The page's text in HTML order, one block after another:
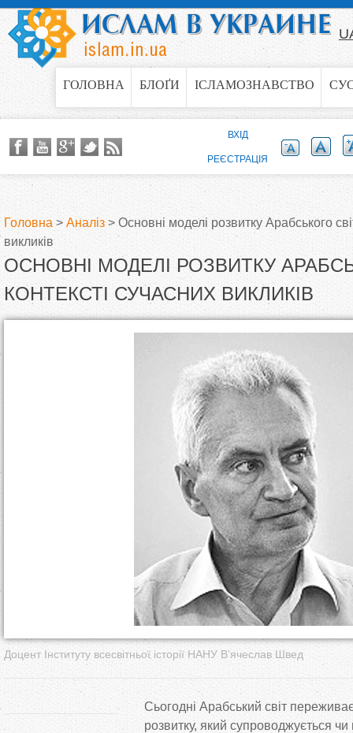
Jump to navigation
ГОЛОВНА БЛОҐИ ІСЛАМОЗНАВСТВО
В
и
є
Головна > Аналіз > Основні моделі розвитку Арабського
викликів
ОСНОВНІ МОДЕЛІ РОЗВИТКУ
КОНТЕКСТІ СУЧАСНИХ ВИКЛИКІВ
Доцент Інституту всесвітньої історії НАНУ В’ячеслав Швед
Сьогодні Арабський світ
розвитку, який супроводжується
ВХІД
РЕЄСТРАЦІЯ